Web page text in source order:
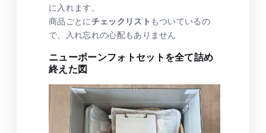
に入れます。
商品ごとにチェックリスト もついているの
で、入れ忘れの心配もありません
ニューボーンフォトセットを全て詰め
終えた図